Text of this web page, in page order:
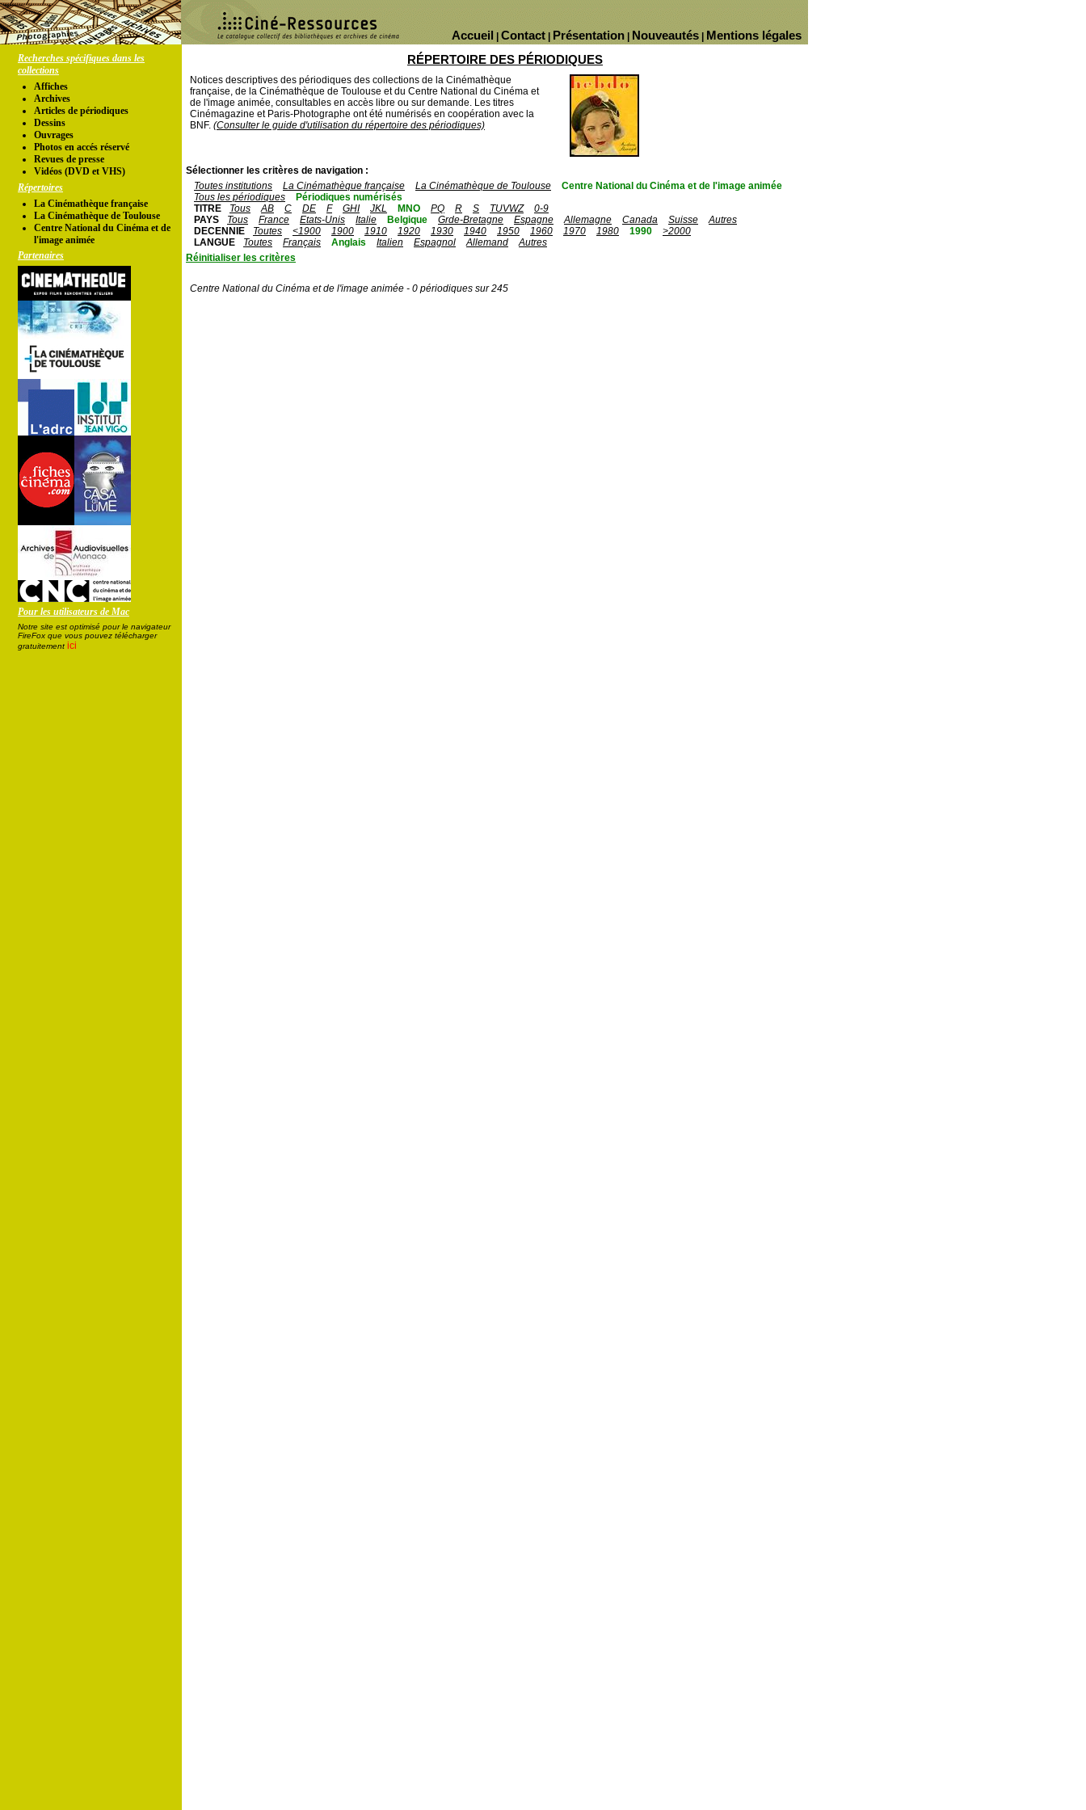
Mentions légales
Nouveautés
Présentation
Contact
Accueil
Recherches spécifiques dans les
collections
Affiches
Archives
Articles de périodiques
Dessins
Ouvrages
Photos en accés réservé
Revues de presse
Vidéos (DVD et VHS)
Répertoires
La Cinémathèque française
La Cinémathèque de Toulouse
Centre National du Cinéma et de
l'image animée
Partenaires
Pour les utilisateurs de Mac
Notre site est optimisé pour le navigateur
FireFox que vous pouvez télécharger
gratuitement ici
RÉPERTOIRE DES PÉRIODIQUES
Notices descriptives des périodiques des collections de la Cinémathèque
française, de la Cinémathèque de Toulouse et du Centre National du Cinéma et
de l'image animée, consultables en accès libre ou sur demande. Les titres
Cinémagazine et Paris-Photographe ont été numérisés en coopération avec la
BNF. (Consulter le guide d'utilisation du répertoire des périodiques)
Sélectionner les critères de navigation :
Toutes institutions
La Cinémathèque française La Cinémathèque de Toulouse
Centre National du Cinéma et de l'image animée
Tous les périodiques
Périodiques numérisés
TITRE
Tous AB C DE F GHI JKL MNO PQ R S TUVWZ
0-9
PAYS
Tous France Etats-Unis Italie Belgique Grde-Bretagne Espagne Allemagne Canada Suisse
Autres
DECENNIE
Toutes <1900 1900 1910 1920 1930 1940 1950 1960 1970 1980 1990
>2000
LANGUE
Toutes Français Anglais Italien Espagnol Allemand
Autres
Réinitialiser les critères
Centre National du Cinéma et de l'image animée - 0 périodiques sur 245